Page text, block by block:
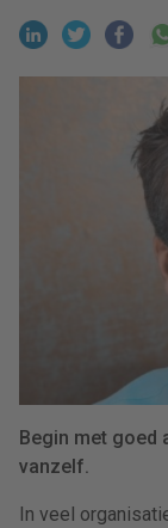
Begin met goed
vanzelf.
In veel